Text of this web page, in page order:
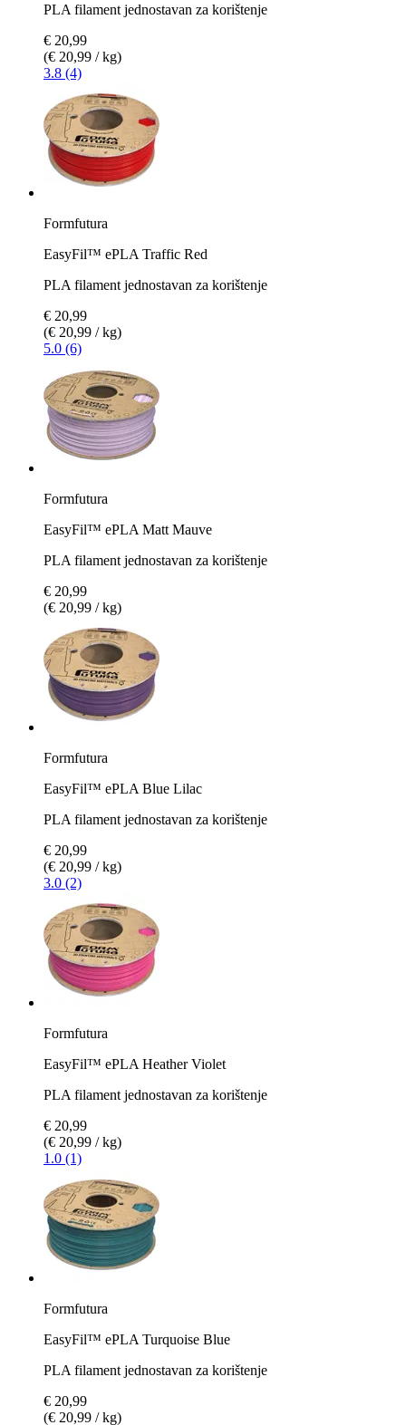
PLA filament jednostavan za korištenje
€ 20,99
(€ 20,99 / kg)
3.8 (4)
Formfutura
EasyFil™ ePLA Traffic Red
PLA filament jednostavan za korištenje
€ 20,99
(€ 20,99 / kg)
5.0 (6)
Formfutura
EasyFil™ ePLA Matt Mauve
PLA filament jednostavan za korištenje
€ 20,99
(€ 20,99 / kg)
Formfutura
EasyFil™ ePLA Blue Lilac
PLA filament jednostavan za korištenje
€ 20,99
(€ 20,99 / kg)
3.0 (2)
Formfutura
EasyFil™ ePLA Heather Violet
PLA filament jednostavan za korištenje
€ 20,99
(€ 20,99 / kg)
1.0 (1)
Formfutura
EasyFil™ ePLA Turquoise Blue
PLA filament jednostavan za korištenje
€ 20,99
(€ 20,99 / kg)